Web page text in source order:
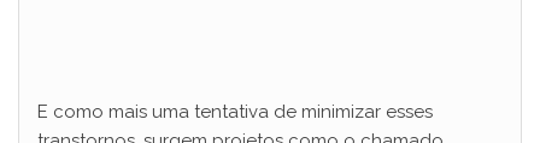
E como mais uma tentativa de minimizar esses